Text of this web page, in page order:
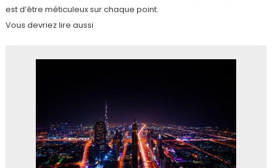
est d’être méticuleux sur chaque point.
Vous devriez lire aussi